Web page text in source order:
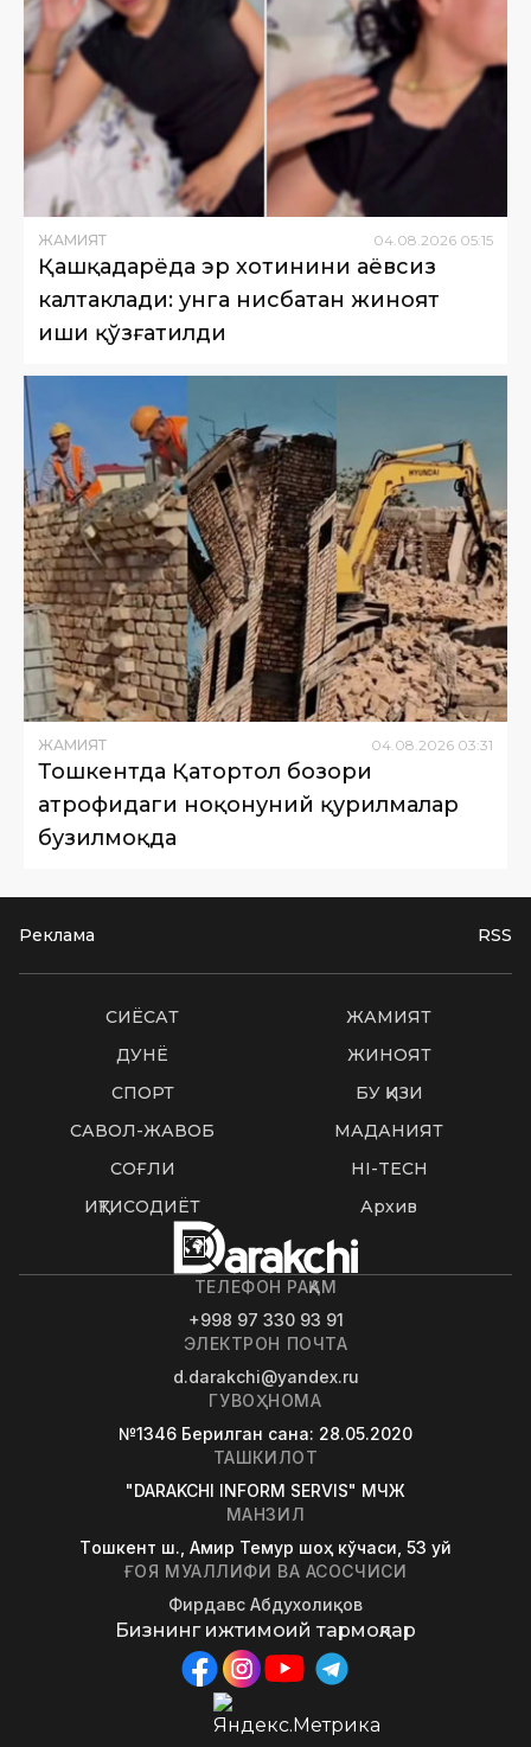
ЖАМИЯТ 04.08.2026 05:15
Қашқадарёда эр хотинини аёвсиз
калтаклади: унга нисбатан жиноят
иши қўзғатилди
ЖАМИЯТ 04 08 2026 03:31
Тошкентда Қатортол бозори
атрофидаги ноқонуний қурилмалар
бузилмоқда
Реклама RSS
СИËСАТ
ЖАМИЯТ
ДУНË
ЖИНОЯТ
СПОРТ
БУ ҚИЗИҚ
САВОЛ-ЖАВОБ
МАДАНИЯТ
СОҒЛИҚ
HI-TECH
ИҚТИСОДИЁТ
Архив
ТЕЛЕФОН РАҚАМ
+998 97 330 93 91
ЭЛЕКТРОН ПОЧТА
d.darakchi@yandex.ru
ГУВОҲНОМА
№1346 Берилган сана: 28.05.2020
ТАШКИЛОТ
"DARAKCHI INFORM SERVIS" МЧЖ
МАНЗИЛ
Tошкент ш., Амир Темур шоҳ кўчаси, 53 уй
ҒОЯ МУАЛЛИФИ ВА АСОСЧИСИ
Фирдавс Абдухолиқов
Бизнинг ижтимоий тармоқлар